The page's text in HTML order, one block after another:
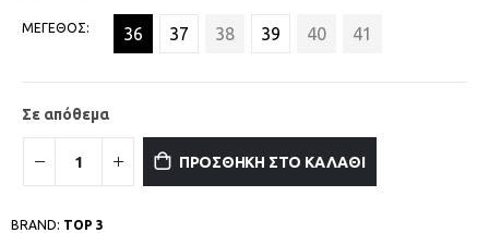
ΜΕΓΕΘΟΣ 36 37 38 39 40 41
Σε απόθεμα
ΠΡΟΣΘΗΚΗ ΣΤΟ ΚΑΛΑΘΙ
BRAND: TOP 3